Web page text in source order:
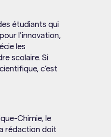
étudiants qui
l’innovation,
les
scolaire. Si
c’est
Chimie, le
rédaction doit